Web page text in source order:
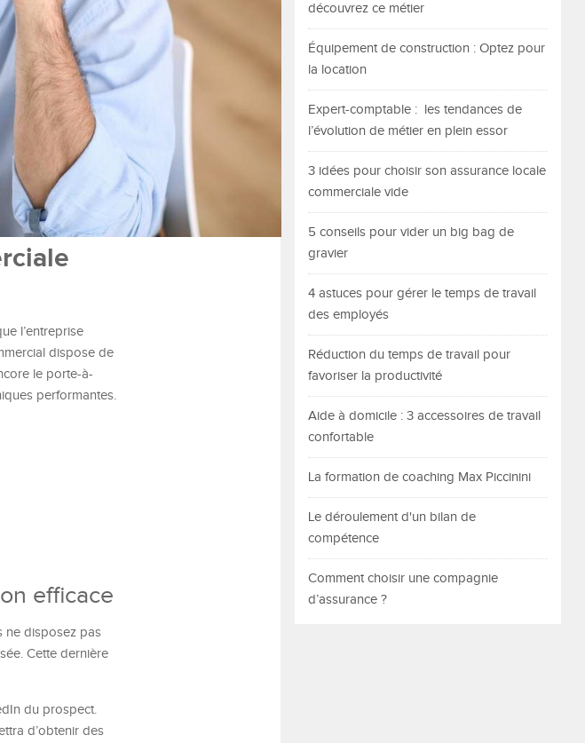
l’entreprise
dispose de
le porte-à-
performantes.
efficace
ne disposez pas
Cette dernière
du prospect.
d’obtenir des
découvrez ce métier
Équipement de construction : Optez pour
la location
Expert-comptable : les tendances de
l’évolution de métier en plein essor
3 idées pour choisir son assurance locale
commerciale vide
5 conseils pour vider un big bag de
gravier
4 astuces pour gérer le temps de travail
des employés
Réduction du temps de travail pour
favoriser la productivité
Aide à domicile : 3 accessoires de travail
confortable
La formation de coaching Max Piccinini
Le déroulement d'un bilan de
compétence
Comment choisir une compagnie
d’assurance ?